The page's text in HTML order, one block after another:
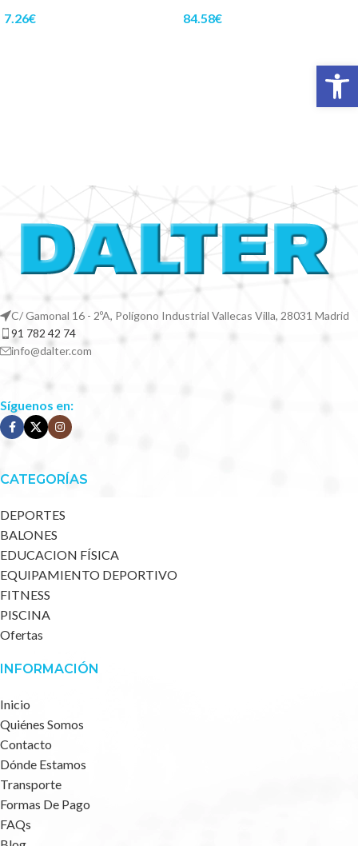
7.26€ 84.58€
C/ Gamonal 16 - 2ºA, Polígono Industrial Vallecas Villa, 28031 Madrid
91 782 42 74
info@dalter.com
Síguenos en:
CATEGORÍAS
DEPORTES
BALONES
EDUCACION FÍSICA
EQUIPAMIENTO DEPORTIVO
FITNESS
PISCINA
Ofertas
INFORMACIÓN
Inicio
Quiénes Somos
Contacto
Dónde Estamos
Transporte
Formas De Pago
FAQs
Abrir